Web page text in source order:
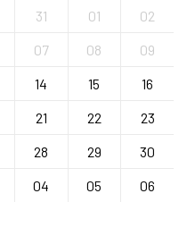
31 01
02
07 08
09
14 15
16
21 22
23
28 29
30
04 05 06